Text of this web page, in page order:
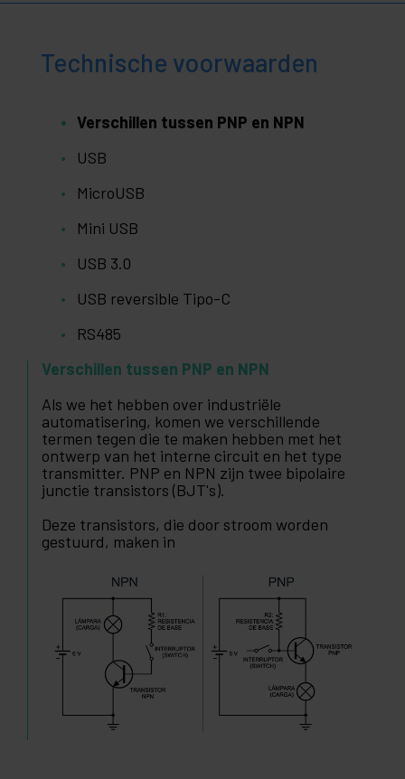
Technische voorwaarden
Verschillen tussen PNP en NPN
USB
MicroUSB
Mini USB
USB 3.0
USB reversible Tipo-C
RS485
Verschillen tussen PNP en NPN
Als we het hebben over industriële
automatisering, komen we verschillende
termen tegen die te maken hebben met het
ontwerp van het interne circuit en het type
transmitter. PNP en NPN zijn twee bipolaire
junctie transistors (BJT's).
Deze transistors, die door stroom worden
gestuurd, maken in